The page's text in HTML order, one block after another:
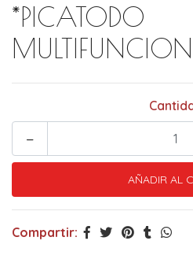
*PICATODO
-
Compartir: